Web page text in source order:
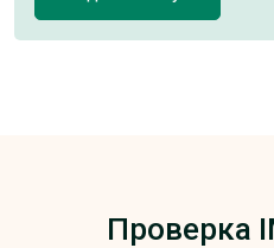
Проверка